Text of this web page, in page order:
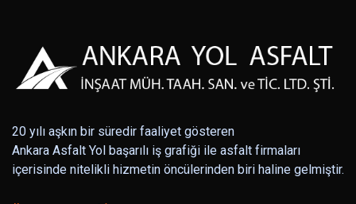
20 yılı aşkın bir süredir faaliyet gösteren
Ankara Asfalt Yol başarılı iş grafiği ile asfalt firmaları
içerisinde nitelikli hizmetin öncülerinden biri haline gelmiştir.